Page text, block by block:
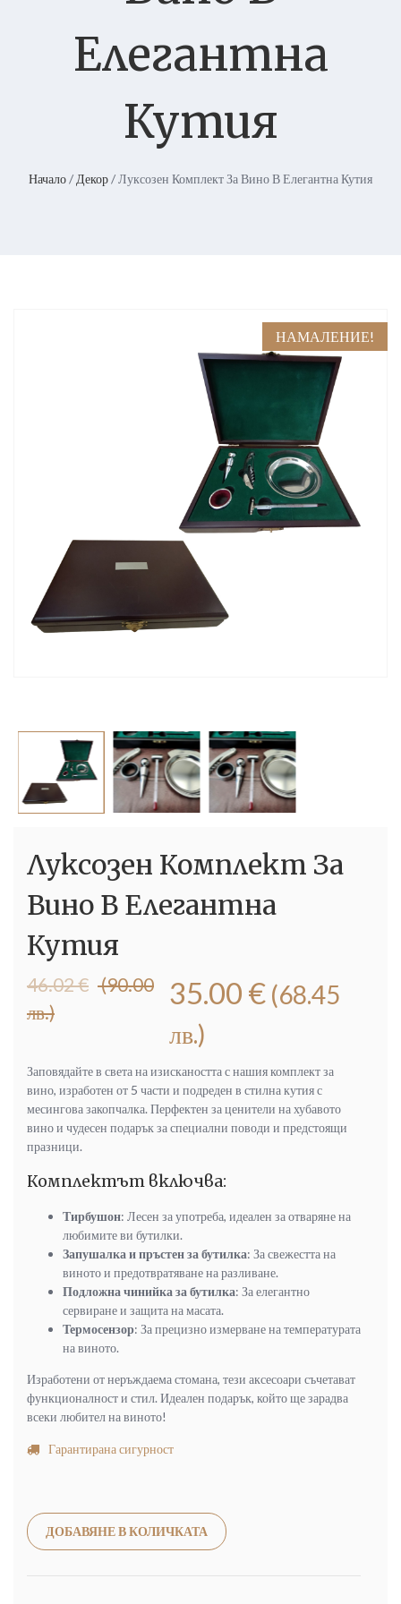
Елегантна
Кутия
Начало/ Декор/ Луксозен Комплект За Вино В Елегантна Кутия
НАМАЛЕНИЕ!
Луксозен Комплект За
Вино В Елегантна
Кутия
46.02€ (90.00
лв.)
Original
was:
лв.).
35.00 € (68.45
лв.)
Текущата
е:
лв.).
Заповядайте в света на изискаността с нашия комплект за
вино, изработен от 5 части и подреден в стилна кутия с
месингова закопчалка. Перфектен за ценители на хубавото
вино и чудесен подарък за специални поводи и предстоящи
празници.
Комплектът включва:
Тирбушон: Лесен за употреба, идеален за отваряне на
любимите ви бутилки.
Запушалка и пръстен за бутилка: За свежестта на
виното и предотвратяване на разливане.
Подложна чинийка за бутилка: За елегантно
сервиране и защита на масата.
Термосензор: За прецизно измерване на температурата
на виното.
Изработени от неръждаема стомана, тези аксесоари съчетават
функционалност и стил. Идеален подарък, който ще зарадва
всеки любител на виното!
Гарантирана сигурност
ДОБАВЯНЕ В КОЛИЧКАТА